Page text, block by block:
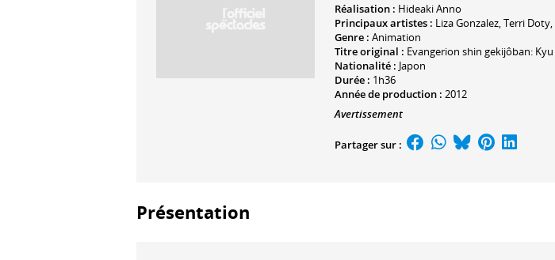
Réalisation : Hideaki Anno
Principaux artistes : Liza Gonzalez,Terri Doty,
Genre : Animation
Titre original : Evangerion shin gekijôban: Kyu
Nationalité : Japon
Durée : 1h36
Année de production : 2012
Avertissement
Partager sur :
Présentation